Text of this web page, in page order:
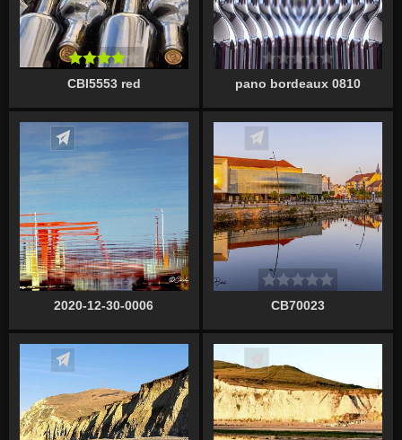
CBI5553 red pano bordeaux 0810
Écrire un commentaire
2020-12-30-0006 CB70023